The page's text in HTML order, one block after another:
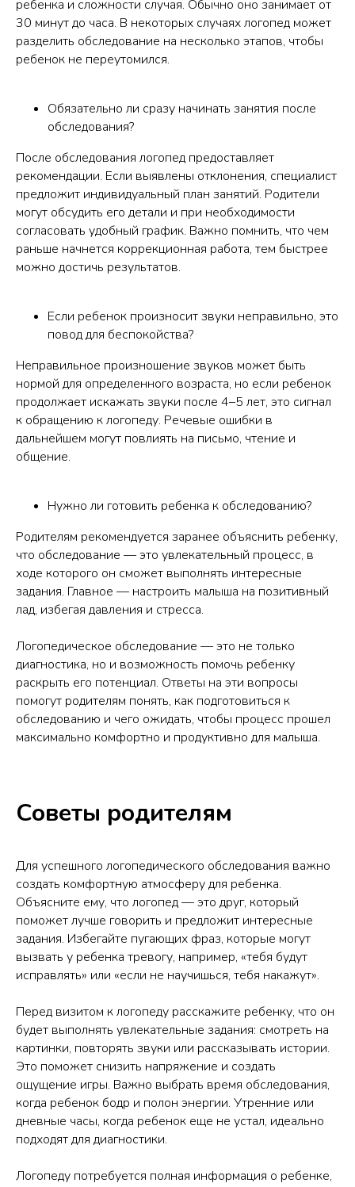
ребенка и сложности случая. Обычно оно занимает от
30 минут до часа. В некоторых случаях логопед может
разделить обследование на несколько этапов, чтобы
ребенок не переутомился.
Обязательно ли сразу начинать занятия после
обследования?
После обследования логопед предоставляет
рекомендации. Если выявлены отклонения, специалист
предложит индивидуальный план занятий. Родители
могут обсудить его детали и при необходимости
согласовать удобный график. Важно помнить, что чем
раньше начнется коррекционная работа, тем быстрее
можно достичь результатов.
Если ребенок произносит звуки неправильно, это
повод для беспокойства?
Неправильное произношение звуков может быть
нормой для определенного возраста, но если ребенок
продолжает искажать звуки после 4–5 лет, это сигнал
к обращению к логопеду. Речевые ошибки в
дальнейшем могут повлиять на письмо, чтение и
общение.
Нужно ли готовить ребенка к обследованию?
Родителям рекомендуется заранее объяснить ребенку,
что обследование — это увлекательный процесс, в
ходе которого он сможет выполнять интересные
задания. Главное — настроить малыша на позитивный
лад, избегая давления и стресса.
Логопедическое обследование — это не только
диагностика, но и возможность помочь ребенку
раскрыть его потенциал. Ответы на эти вопросы
помогут родителям понять, как подготовиться к
обследованию и чего ожидать, чтобы процесс прошел
максимально комфортно и продуктивно для малыша.
Советы родителям
Для успешного логопедического обследования важно
создать комфортную атмосферу для ребенка.
Объясните ему, что логопед — это друг, который
поможет лучше говорить и предложит интересные
задания. Избегайте пугающих фраз, которые могут
вызвать у ребенка тревогу, например, «тебя будут
исправлять» или «если не научишься, тебя накажут».
Перед визитом к логопеду расскажите ребенку, что он
будет выполнять увлекательные задания: смотреть на
картинки, повторять звуки или рассказывать истории.
Это поможет снизить напряжение и создать
ощущение игры. Важно выбрать время обследования,
когда ребенок бодр и полон энергии. Утренние или
дневные часы, когда ребенок еще не устал, идеально
подходят для диагностики.
Логопеду потребуется полная информация о ребенке,